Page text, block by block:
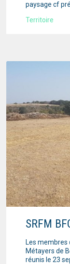
paysage cf
Territoire
SRFM
Les membres
Métayers de
réunis le 23